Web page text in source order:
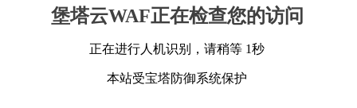
堡塔云WAF正在检查您的访问
正在进行人机识别，请稍等 1秒
本站受宝塔防御系统保护